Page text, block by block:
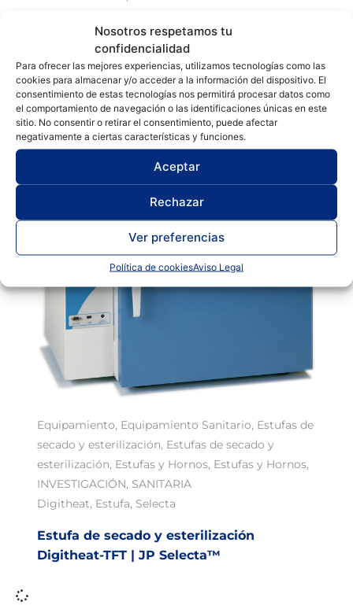
Nosotros respetamos tu
confidencialidad
Para ofrecer las mejores experiencias, utilizamos tecnologías como las
cookies para almacenar y/o acceder a la información del dispositivo. El
consentimiento de estas tecnologías nos permitirá procesar datos como
el comportamiento de navegación o las identificaciones únicas en este
sitio. No consentir o retirar el consentimiento, puede afectar
negativamente a ciertas características y funciones.
Aceptar
Rechazar
Ver preferencias
Política de cookiesAviso Legal
Estufa de secado y esterilización
Conterm | JP Selecta™
Equipamiento, Equipamiento Sanitario, Estufas de
secado y esterilización, Estufas de secado y
esterilización, Estufas y Hornos, Estufas y Hornos,
INVESTIGACIÓN, SANITARIA
Digitheat, Estufa, Selecta
Estufa de secado y esterilización
Digitheat-TFT | JP Selecta™